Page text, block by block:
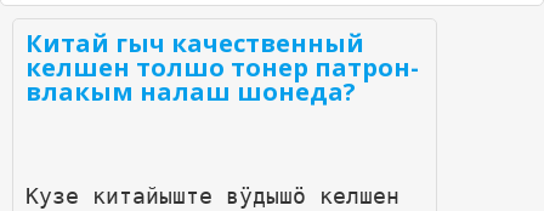
Китай гыч качественный
келшен толшо тонер патрон-
влакым налаш шонеда?
Кузе китайыште вӱдышӧ келшен